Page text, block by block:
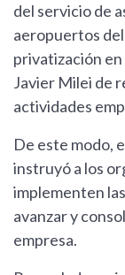
del servicio de
aeropuertos del
privatización
Javier Milei de
actividades
De este modo,
instruyó a los
implementen
avanzar y
empresa.